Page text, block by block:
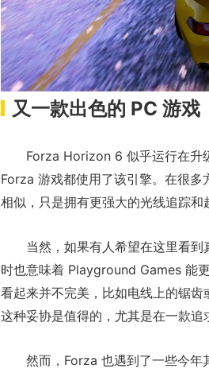
又一款出色的 PC 游戏
Forza Horizon 6 似乎运行在升
Forza 游戏都使用了该引擎。在很
相似，只是拥有更强大的光线追踪和
当然，如果有人希望在这里看
时也意味着 Playground Games 能
看起来并不完美，比如电线上的锯齿
这种妥协是值得的，尤其是在一款追
然而，Forza 也遇到了一些今年